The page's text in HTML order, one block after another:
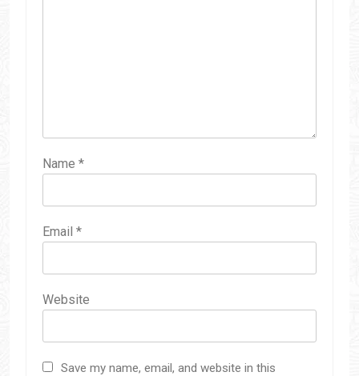
Name *
Email *
Website
Save my name, email, and website in this